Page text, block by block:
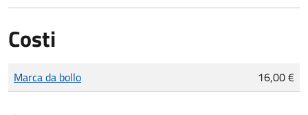
Costi
Tipo di pagamento
Importo
Marca da bollo 16,00 €